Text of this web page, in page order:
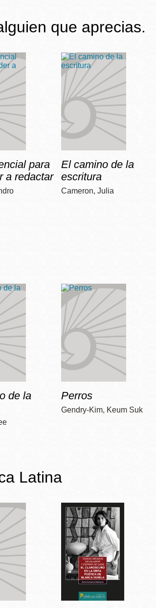
que aprecias.
para
a redactar
El camino de la
escritura
Cameron, Julia
de la
Perros
Gendry-Kim, Keum Suk
Latina